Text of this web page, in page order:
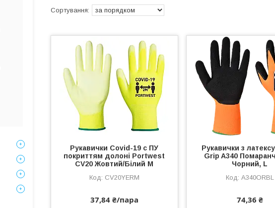
Рукавички Covid-19 c ПУ
покриттям долоні Portwest
CV20 Жовтий/Білий M
CV20YERM
37,84 ₴/пара
Рукавички з
Grip A340
Чорний, L
A340ORBL
74,36 ₴